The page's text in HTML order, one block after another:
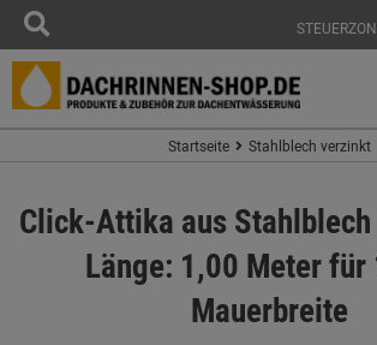
Startseite Stahlblech verzinkt
Click-Attika aus Stahlblech
Länge: 1,00 Meter für
Mauerbreite